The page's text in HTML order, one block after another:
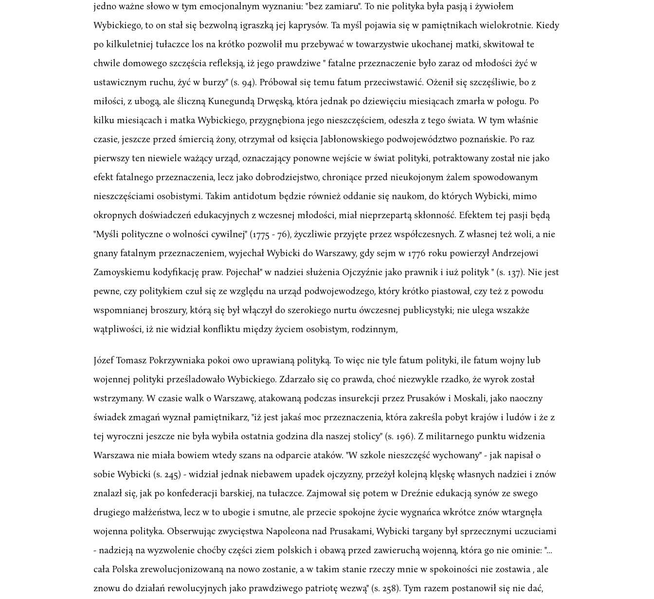
jedno ważne słowo w tym emocjonalnym wyznaniu: "bez zamiaru". To nie polityka była pasją i żywiołem
Wybickiego, to on stał się bezwolną igraszką jej kaprysów. Ta myśl pojawia się w pamiętnikach wielokrotnie. Kiedy
po kilkuletniej tułaczce los na krótko pozwolił mu przebywać w towarzystwie ukochanej matki, skwitował te
chwile domowego szczęścia refleksją, iż jego prawdziwe " fatalne przeznaczenie było zaraz od młodości żyć w
ustawicznym ruchu, żyć w burzy" (s. 94). Próbował się temu fatum przeciwstawić. Ożenił się szczęśliwie, bo z
miłości, z ubogą, ale śliczną Kunegundą Drwęską, która jednak po dziewięciu miesiącach zmarła w połogu. Po
kilku miesiącach i matka Wybickiego, przygnębiona jego nieszczęściem, odeszła z tego świata. W tym właśnie
czasie, jeszcze przed śmiercią żony, otrzymał od księcia Jabłonowskiego podwojewództwo poznańskie. Po raz
pierwszy ten niewiele ważący urząd, oznaczający ponowne wejście w świat polityki, potraktowany został nie jako
efekt fatalnego przeznaczenia, lecz jako dobrodziejstwo, chroniące przed nieukojonym żalem spowodowanym
nieszczęściami osobistymi. Takim antidotum będzie również oddanie się naukom, do których Wybicki, mimo
okropnych doświadczeń edukacyjnych z wczesnej młodości, miał nieprzepartą skłonność. Efektem tej pasji będą
"Myśli polityczne o wolności cywilnej" (1775 - 76), życzliwie przyjęte przez współczesnych. Z własnej też woli, a nie
gnany fatalnym przeznaczeniem, wyjechał Wybicki do Warszawy, gdy sejm w 1776 roku powierzył Andrzejowi
Zamoyskiemu kodyfikację praw. Pojechał" w nadziei służenia Ojczyźnie jako prawnik i iuż polityk " (s. 137). Nie jest
pewne, czy politykiem czuł się ze względu na urząd podwojewodzego, który krótko piastował, czy też z powodu
wspomnianej broszury, którą się był włączył do szerokiego nurtu ówczesnej publicystyki; nie ulega wszakże
wątpliwości, iż nie widział konfliktu między życiem osobistym, rodzinnym,
Józef Tomasz Pokrzywniaka pokoi owo uprawianą polityką. To więc nie tyle fatum polityki, ile fatum wojny lub
wojennej polityki prześladowało Wybickiego. Zdarzało się co prawda, choć niezwykle rzadko, że wyrok został
wstrzymany. W czasie walk o Warszawę, atakowaną podczas insurekcji przez Prusaków i Moskali, jako naoczny
świadek zmagań wyznał pamiętnikarz, "iż jest jakaś moc przeznaczenia, która zakreśla pobyt krajów i ludów i że z
tej wyroczni jeszcze nie była wybiła ostatnia godzina dla naszej stolicy" (s. 196). Z militarnego punktu widzenia
Warszawa nie miała bowiem wtedy szans na odparcie ataków. "W szkole nieszczęść wychowany" - jak napisał o
sobie Wybicki (s. 245) - widział jednak niebawem upadek ojczyzny, przeżył kolejną klęskę własnych nadziei i znów
znalazł się, jak po konfederacji barskiej, na tułaczce. Zajmował się potem w Dreźnie edukacją synów ze swego
drugiego małżeństwa, lecz w to ubogie i smutne, ale przecie spokojne życie wygnańca wkrótce znów wtargnęła
wojenna polityka. Obserwując zwycięstwa Napoleona nad Prusakami, Wybicki targany był sprzecznymi uczuciami
- nadzieją na wyzwolenie choćby części ziem polskich i obawą przed zawieruchą wojenną, która go nie ominie: "...
cała Polska zrewolucjonizowaną na nowo zostanie, a w takim stanie rzeczy mnie w spokoiności nie zostawia , ale
znowu do działań rewolucyjnych jako prawdziwego patriotę wezwą" (s. 258). Tym razem postanowił się nie dać,